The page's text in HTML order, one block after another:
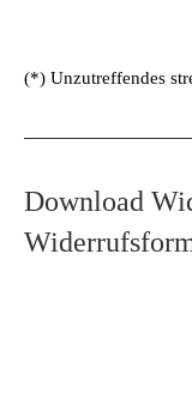
(*) Unzutreffendes
Download